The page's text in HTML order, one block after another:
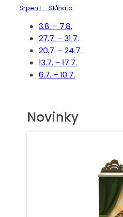
Srpen 1 – Slůňata
3.8. – 7.8.
27.7. – 31.7.
20.7. – 24.7.
13.7. – 17.7.
6.7. – 10.7.
Novinky